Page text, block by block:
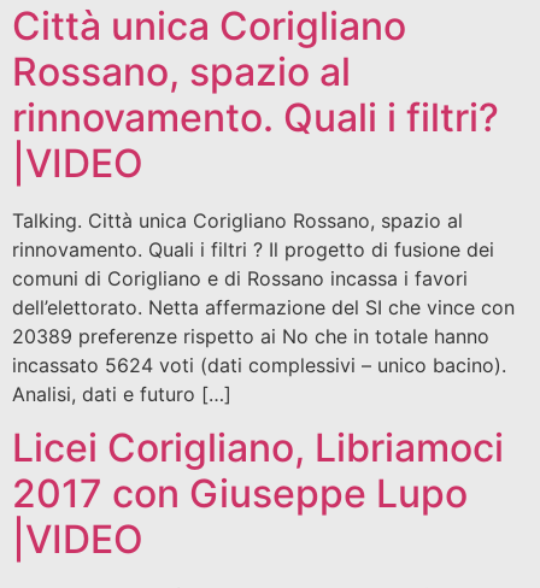
Città unica Corigliano
Rossano, spazio al
rinnovamento. Quali i filtri?
|VIDEO
Talking. Città unica Corigliano Rossano, spazio al
rinnovamento. Quali i filtri ? Il progetto di fusione dei
comuni di Corigliano e di Rossano incassa i favori
dell’elettorato. Netta affermazione del SI che vince con
20389 preferenze rispetto ai No che in totale hanno
incassato 5624 voti (dati complessivi – unico bacino).
Analisi, dati e futuro […]
Licei Corigliano, Libriamoci
2017 con Giuseppe Lupo
|VIDEO